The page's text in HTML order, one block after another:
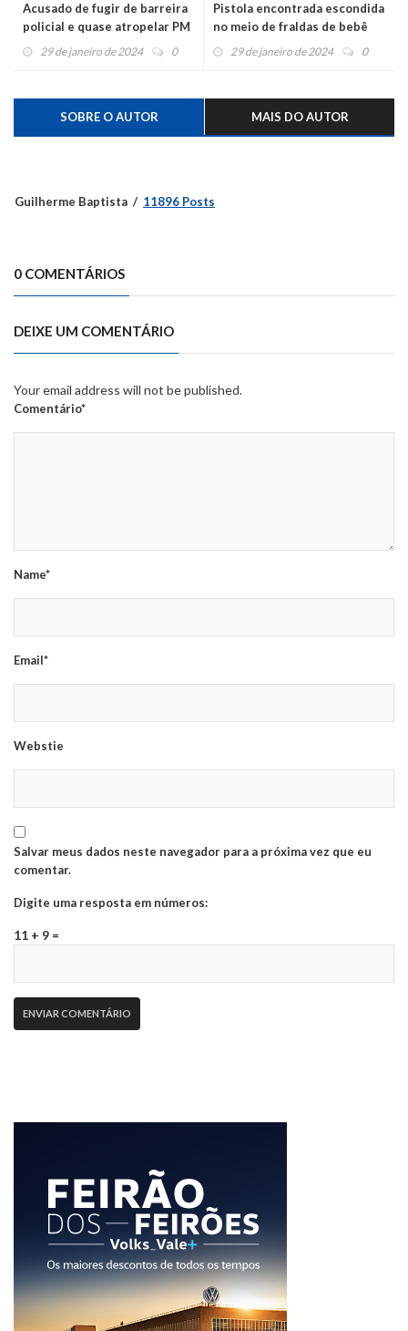
Acusado de fugir de barreira
policial e quase atropelar PM
em Bom Princípio será
29 de janeiro de 2024 0
Pistola encontrada escondida
no meio de fraldas de bebê
29 de janeiro de 2024 0
SOBRE O AUTOR MAIS DO AUTOR
Guilherme Baptista 11896 Posts
0 COMENTÁRIOS
DEIXE UM COMENTÁRIO
Your email address will not be published.
Comentário*
Name*
Email*
Webstie
Salvar meus dados neste navegador para a próxima vez que eu
comentar.
Digite uma resposta em números:
11 + 9 =